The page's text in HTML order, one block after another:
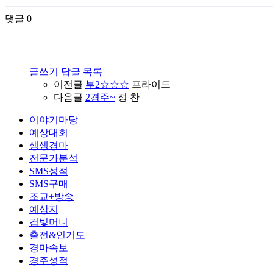
댓글 0
글쓰기 답글 목록
이전글 부2☆☆☆ 프라이드
다음글 2경주~ 정 찬
이야기마당
예상대회
생생경마
전문가분석
SMS성적
SMS구매
조교+방송
예상지
검빛머니
출전&인기도
경마속보
경주성적